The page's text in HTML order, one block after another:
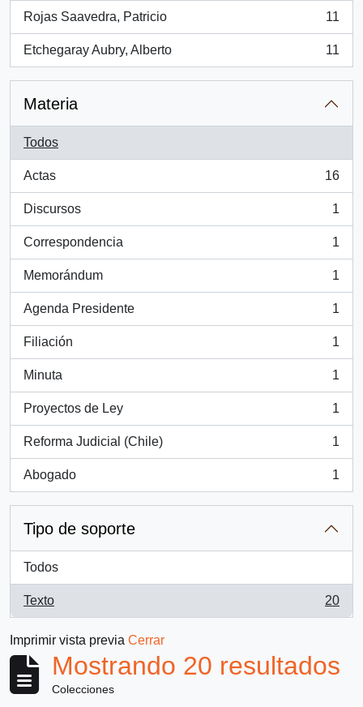
Rojas Saavedra, Patricio
, 11 resultados
11
Etchegaray Aubry, Alberto
, 11 resultados
11
Materia
Todos
Actas
, 16 resultados
16
Discursos
, 1 resultados
1
Correspondencia
, 1 resultados
1
Memorándum
, 1 resultados
1
Agenda Presidente
, 1 resultados
1
Filiación
, 1 resultados
1
Minuta
, 1 resultados
1
Proyectos de Ley
, 1 resultados
1
Reforma Judicial (Chile)
, 1 resultados
1
Abogado
, 1 resultados
1
Tipo de soporte
Todos
Texto
, 20 resultados
20
Imprimir vista previa Cerrar
Mostrando 20 resultados
Colecciones